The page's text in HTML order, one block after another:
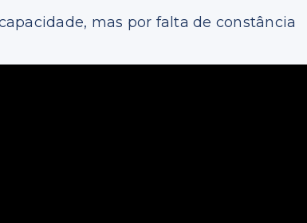
mas por falta de constância